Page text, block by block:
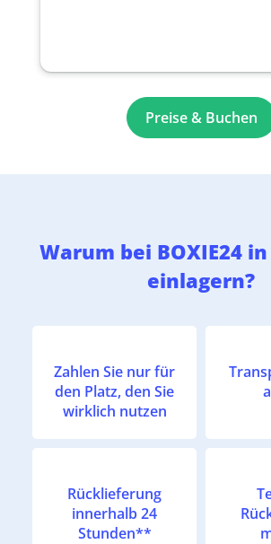
Preise & Buchen
Warum bei BOXIE24
einlagern?
Zahlen Sie nur für
den Platz, den Sie
wirklich nutzen
Rücklieferung
innerhalb 24
Stunden**